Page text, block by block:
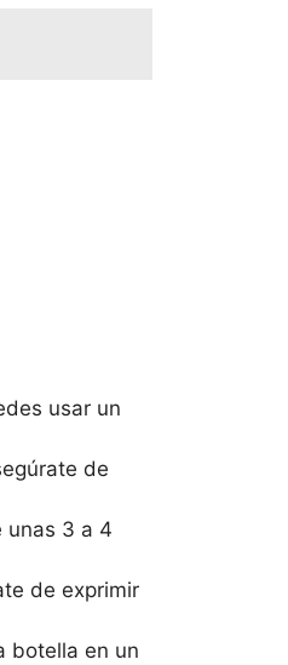
usar un
de
unas 3 a 4
de exprimir
botella en un